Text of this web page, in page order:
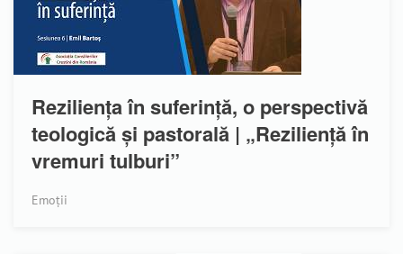
Reziliența în suferință, o perspectivă
teologică și pastorală | „Reziliență în
vremuri tulburi”
Emoții